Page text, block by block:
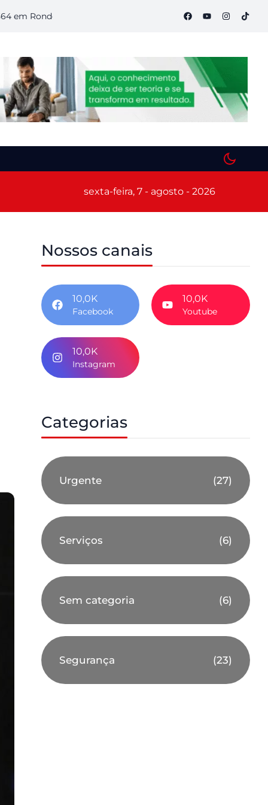
Semana S do Comércio começa hoje em Porto
sexta-feira, 7 - agosto - 2026
Nossos canais
10,0K
Facebook
10,0K
Youtube
10,0K
Instagram
Categorias
Urgente (27)
Serviços (6)
Sem categoria (6)
Segurança (23)